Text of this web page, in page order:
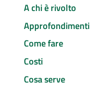
A chi è rivolto
Approfondimenti
Come fare
Costi
Cosa serve